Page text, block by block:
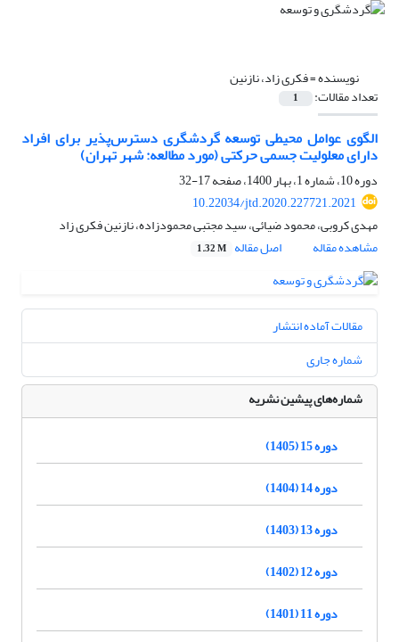
نویسنده =فکری زاد، نازنین
تعداد مقالات: 1
الگوی عوامل محیطی توسعه گردشگری دسترس‌پذیر برای افراد
دارای معلولیت جسمی حرکتی (مورد مطالعه: شهر تهران)
دوره 10، شماره 1، بهار 1400، صفحه
17-32
10.22034/jtd.2020.227721.2021
مهدی کروبی، محمود ضیائی، سید مجتبی محمودزاده، نازنین فکری زاد
مشاهده مقاله
اصل مقاله 1.32 M
مقالات آماده انتشار
شماره جاری
شماره‌های پیشین نشریه
دوره 15 (1405)
دوره 14 (1404)
دوره 13 (1403)
دوره 12 (1402)
دوره 11 (1401)